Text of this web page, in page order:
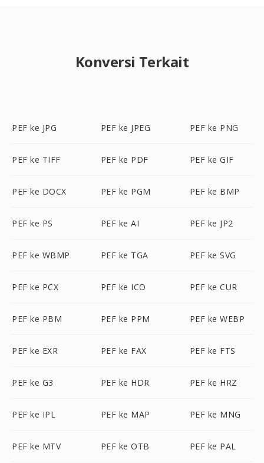
Konversi Terkait
PEF ke JPG PEF ke JPEG PEF ke PNG
PEF ke TIFF PEF ke PDF PEF ke GIF
PEF ke DOCX PEF ke PGM PEF ke BMP
PEF ke PS PEF ke AI PEF ke JP2
PEF ke WBMP PEF ke TGA PEF ke SVG
PEF ke PCX PEF ke ICO PEF ke CUR
PEF ke PBM PEF ke PPM PEF ke WEBP
PEF ke EXR PEF ke FAX PEF ke FTS
PEF ke G3 PEF ke HDR PEF ke HRZ
PEF ke IPL PEF ke MAP PEF ke MNG
PEF ke MTV PEF ke OTB PEF ke PAL